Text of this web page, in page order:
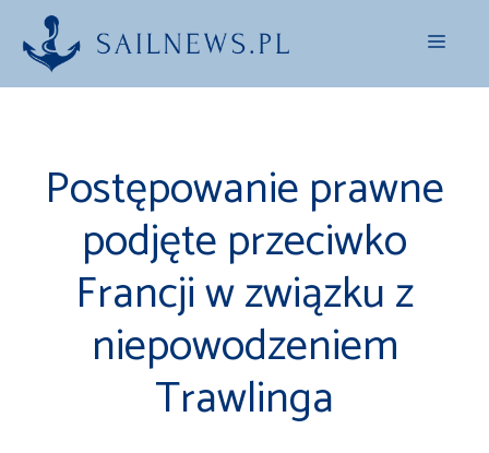
Przejdź
treści
Menu
Postępowanie prawne
podjęte przeciwko
Francji w związku z
niepowodzeniem
Trawlinga